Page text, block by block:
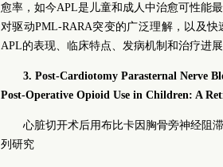
愈率，如今APL是儿童和成人中治愈可性能
对驱动PML-RARA突变的广泛理解，以及
APL的表现、临床特点、发病机制和治疗进展
3. Post-Cardiotomy Parasternal Nerve
Post-Operative Opioid Use in Children: A
心脏切开术后用布比卡因胸骨旁神经阻
列研究